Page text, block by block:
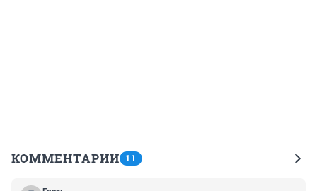
КОММЕНТАРИИ 11